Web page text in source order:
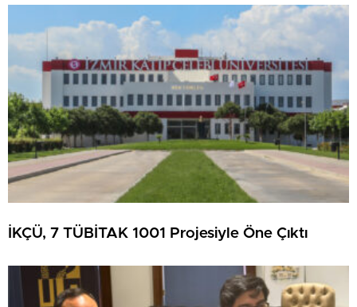
İKÇÜ, 7 TÜBİTAK 1001 Projesiyle Öne Çıktı